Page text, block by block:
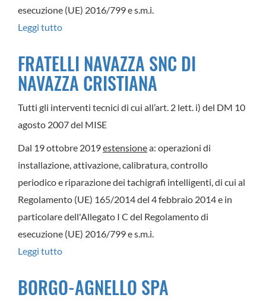
esecuzione (UE) 2016/799 e s.m.i.
Leggi tutto
FRATELLI NAVAZZA SNC DI
NAVAZZA CRISTIANA
Tutti gli interventi tecnici di cui all’art. 2 lett. i) del DM 10
agosto 2007 del MISE
Dal 19 ottobre 2019estensionea: operazioni di
installazione, attivazione, calibratura, controllo
periodico e riparazione dei tachigrafi intelligenti, di cui al
Regolamento (UE) 165/2014 del 4 febbraio 2014 e in
particolare dell'Allegato I C del Regolamento di
esecuzione (UE) 2016/799 e s.m.i.
Leggi tutto
NAVAZZA
BORGO-AGNELLO SPA